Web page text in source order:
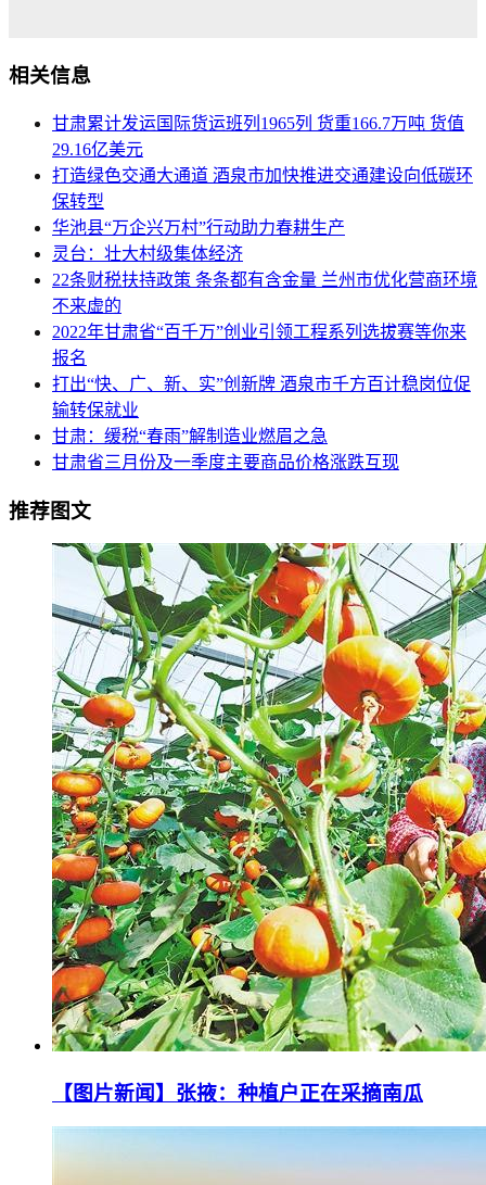
相关信息
甘肃累计发运国际货运班列1965列 货重166.7万吨 货值
29.16亿美元
打造绿色交通大通道 酒泉市加快推进交通建设向低碳环
保转型
华池县“万企兴万村”行动助力春耕生产
灵台：壮大村级集体经济
22条财税扶持政策 条条都有含金量 兰州市优化营商环境
不来虚的
2022年甘肃省“百千万”创业引领工程系列选拔赛等你来
报名
打出“快、广、新、实”创新牌 酒泉市千方百计稳岗位促
输转保就业
甘肃：缓税“春雨”解制造业燃眉之急
甘肃省三月份及一季度主要商品价格涨跌互现
推荐图文
【图片新闻】张掖：种植户正在采摘南瓜